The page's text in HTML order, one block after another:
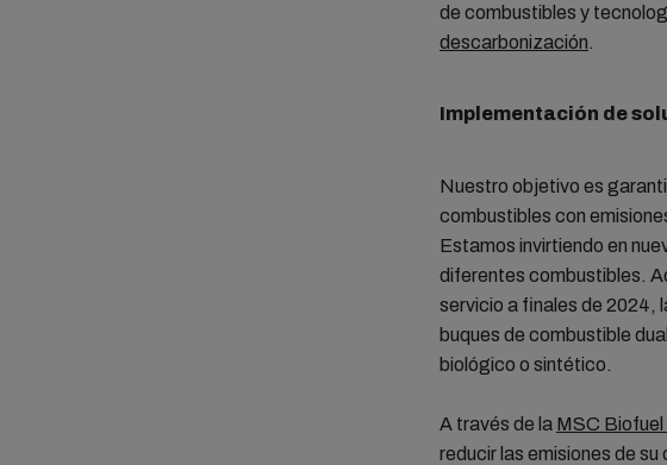
de combustibles y
descarbonización.
Implementación de
Nuestro objetivo es
combustibles con
Estamos invirtiendo en
diferentes combustibles.
servicio a finales de 2024,
buques de combustible
biológico o sintético.
A través de la MSC Biofuel
reducir las emisiones de